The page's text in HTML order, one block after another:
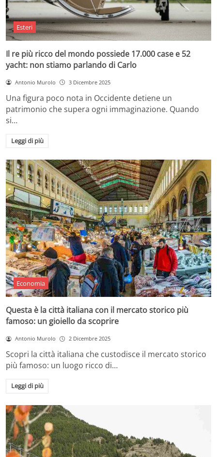
Esteri
Il re più ricco del mondo possiede 17.000 case e 52
yacht: non stiamo parlando di Carlo
Antonio Murolo 3 Dicembre 2025
Una figura poco nota in Occidente detiene un
patrimonio che supera ogni immaginazione. Quando
si…
Leggi di più
Economia
Questa è la città italiana con il mercato storico più
famoso: un gioiello da scoprire
Antonio Murolo 2 Dicembre 2025
Scopri la città italiana che custodisce il mercato storico
più famoso: un luogo ricco di…
Leggi di più